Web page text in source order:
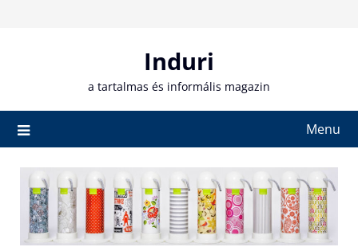
Induri
a tartalmas és informális magazin
Menu